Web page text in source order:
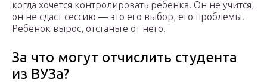
когда хочется контролировать ребенка. Он не учится,
он не сдаст сессию — это его выбор, его проблемы.
Ребенок вырос, отстаньте от него.
За что могут отчислить студента
из ВУЗа?